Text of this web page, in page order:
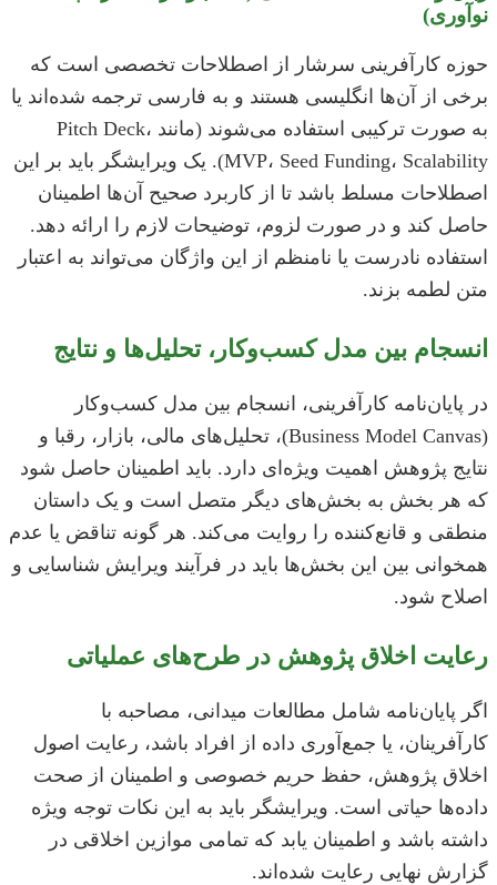
نوآوری)
حوزه کارآفرینی سرشار از اصطلاحات تخصصی است که
برخی از آن‌ها انگلیسی هستند و به فارسی ترجمه شده‌اند یا
به صورت ترکیبی استفاده می‌شوند (مانند Pitch Deck،
MVP، Seed Funding، Scalability). یک ویرایشگر باید بر این
اصطلاحات مسلط باشد تا از کاربرد صحیح آن‌ها اطمینان
حاصل کند و در صورت لزوم، توضیحات لازم را ارائه دهد.
استفاده نادرست یا نامنظم از این واژگان می‌تواند به اعتبار
متن لطمه بزند.
انسجام بین مدل کسب‌وکار، تحلیل‌ها و نتایج
در پایان‌نامه کارآفرینی، انسجام بین مدل کسب‌وکار
(Business Model Canvas)، تحلیل‌های مالی، بازار، رقبا و
نتایج پژوهش اهمیت ویژه‌ای دارد. باید اطمینان حاصل شود
که هر بخش به بخش‌های دیگر متصل است و یک داستان
منطقی و قانع‌کننده را روایت می‌کند. هر گونه تناقض یا عدم
همخوانی بین این بخش‌ها باید در فرآیند ویرایش شناسایی و
اصلاح شود.
رعایت اخلاق پژوهش در طرح‌های عملیاتی
اگر پایان‌نامه شامل مطالعات میدانی، مصاحبه با
کارآفرینان، یا جمع‌آوری داده از افراد باشد، رعایت اصول
اخلاق پژوهش، حفظ حریم خصوصی و اطمینان از صحت
داده‌ها حیاتی است. ویرایشگر باید به این نکات توجه ویژه
داشته باشد و اطمینان یابد که تمامی موازین اخلاقی در
گزارش نهایی رعایت شده‌اند.